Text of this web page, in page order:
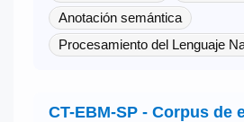
Anotación semántica
Procesamiento del Lenguaje
CT-EBM-SP - Corpus de